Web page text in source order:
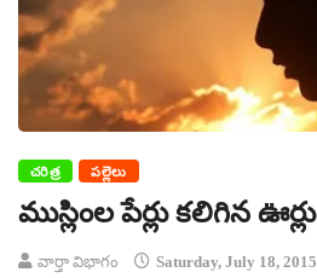
చరిత్ర పల్లెలు
ముస్లింల పేర్లు కలిగిన ఊర్లు
వార్తా విభాగం Saturday, July 18, 2015